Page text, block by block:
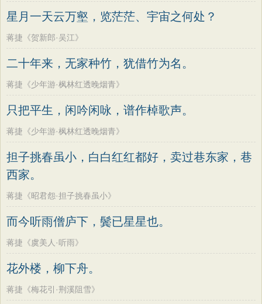
星月一天云万壑，览茫茫、宇宙之何处？
蒋捷《贺新郎·吴江》
二十年来，无家种竹，犹借竹为名。
蒋捷《少年游·枫林红透晚烟青》
只把平生，闲吟闲咏，谱作棹歌声。
蒋捷《少年游·枫林红透晚烟青》
担子挑春虽小，白白红红都好，卖过巷东家，巷
西家。
蒋捷《昭君怨·担子挑春虽小》
而今听雨僧庐下，鬓已星星也。
蒋捷《虞美人·听雨》
花外楼，柳下舟。
蒋捷《梅花引·荆溪阻雪》